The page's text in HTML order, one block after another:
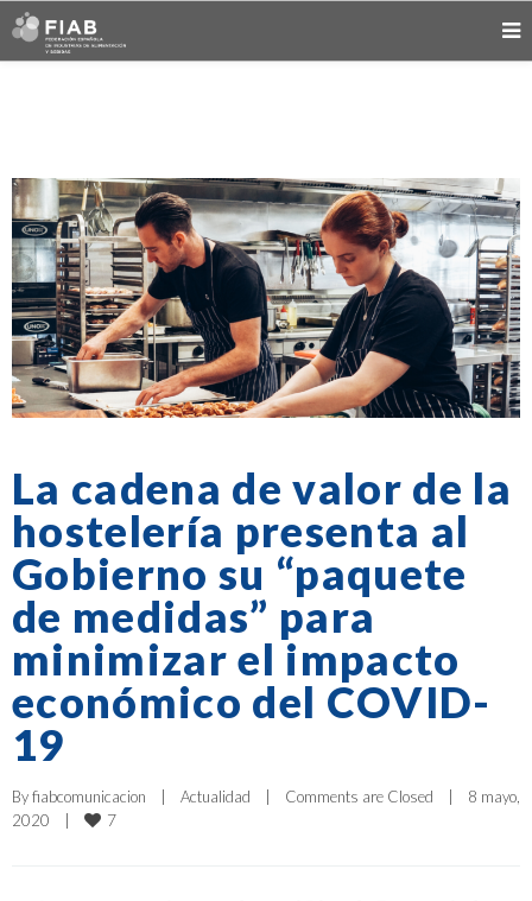
La cadena de valor de la
hostelería presenta al
Gobierno su “paquete
de medidas” para
minimizar el impacto
económico del COVID-
19
By fiabcomunicacion Actualidad Comments are Closed
8 mayo,
2020
7